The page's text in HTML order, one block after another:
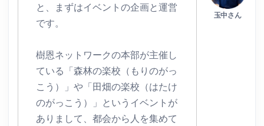
と、まずはイベントの企画と運営
です。
樹恩ネットワークの本部が主催し
ている「森林の楽校（もりのがっ
こう）」や「田畑の楽校（はたけ
のがっこう）」というイベントが
ありまして、都会から人を集めて